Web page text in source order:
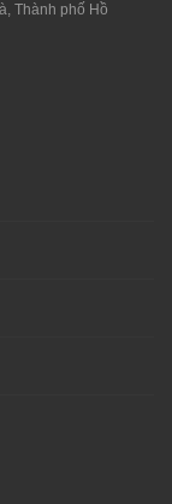
Thành phố Hồ